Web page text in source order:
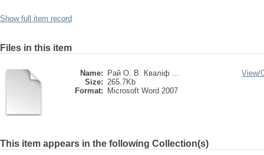
Show full item record
Files in this item
Name:
Рай О. В. Кваліф ...
Size: 265.7Kb
Format:
Microsoft Word 2007
View/
This item appears in the following Collection(s)